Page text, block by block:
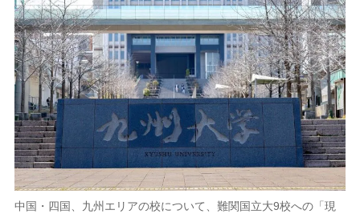
中国・四国、九州エリアの校について、難関国立大9校への「現